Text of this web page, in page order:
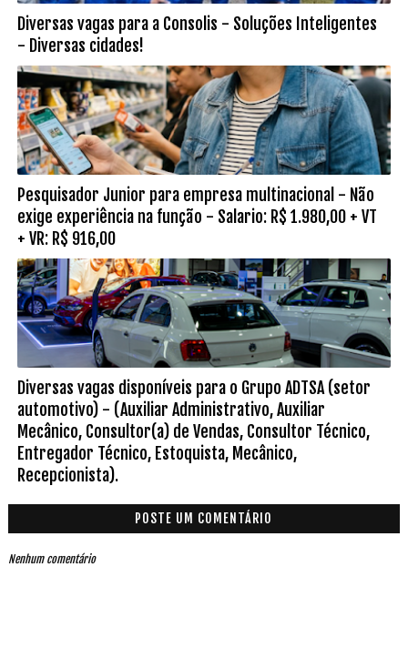
Diversas vagas para a Consolis - Soluções Inteligentes
- Diversas cidades!
Pesquisador Junior para empresa multinacional - Não
exige experiência na função - Salario: R$ 1.980,00 + VT
+ VR: R$ 916,00
Diversas vagas disponíveis para o Grupo ADTSA (setor
automotivo) - (Auxiliar Administrativo, Auxiliar
Mecânico, Consultor(a) de Vendas, Consultor Técnico,
Entregador Técnico, Estoquista, Mecânico,
Recepcionista).
POSTE UM COMENTÁRIO
Nenhum comentário